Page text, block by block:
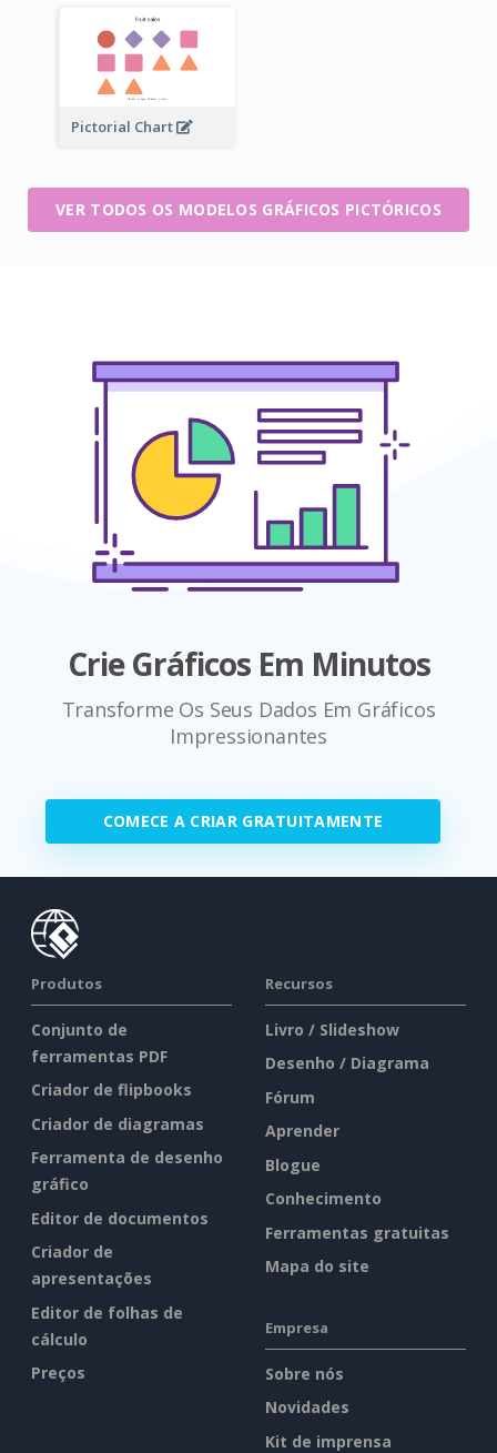
Pictorial Chart
VER TODOS OS MODELOS GRÁFICOS PICTÓRICOS
Crie Gráficos Em Minutos
Transforme Os Seus Dados Em Gráficos
Impressionantes
COMECE A CRIAR GRATUITAMENTE
Produtos
Conjunto de
ferramentas PDF
Criador de flipbooks
Criador de diagramas
Ferramenta de desenho
gráfico
Editor de documentos
Criador de
apresentações
Editor de folhas de
cálculo
Preços
Recursos
Livro / Slideshow
Desenho / Diagrama
Fórum
Aprender
Blogue
Conhecimento
Ferramentas gratuitas
Mapa do site
Empresa
Sobre nós
Novidades
Kit de imprensa